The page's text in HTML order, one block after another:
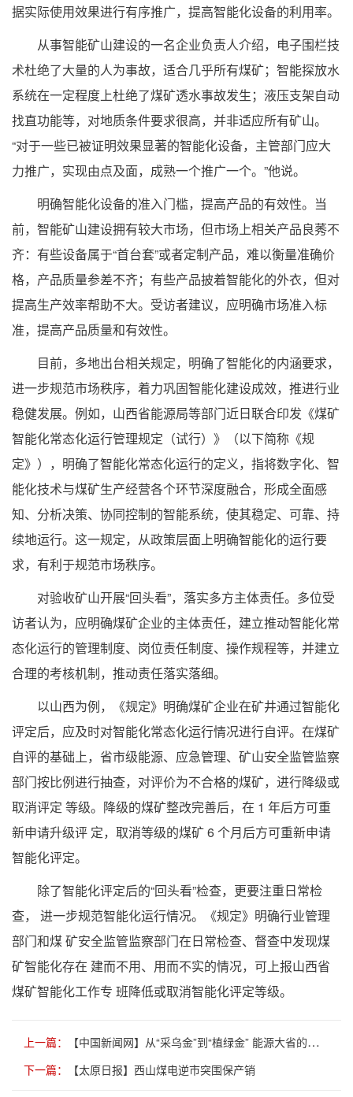
据实际使用效果进行有序推广，提高智能化设备的利用率。
从事智能矿山建设的一名企业负责人介绍，电子围栏技
术杜绝了大量的人为事故，适合几乎所有煤矿；智能探放水
系统在一定程度上杜绝了煤矿透水事故发生；液压支架自动
找直功能等，对地质条件要求很高，并非适应所有矿山。
“对于一些已被证明效果显著的智能化设备，主管部门应大
力推广，实现由点及面，成熟一个推广一个。”他说。
明确智能化设备的准入门槛，提高产品的有效性。当
前，智能矿山建设拥有较大市场，但市场上相关产品良莠不
齐：有些设备属于“首台套”或者定制产品，难以衡量准确价
格，产品质量参差不齐；有些产品披着智能化的外衣，但对
提高生产效率帮助不大。受访者建议，应明确市场准入标
准，提高产品质量和有效性。
目前，多地出台相关规定，明确了智能化的内涵要求，
进一步规范市场秩序，着力巩固智能化建设成效，推进行业
稳健发展。例如，山西省能源局等部门近日联合印发《煤矿
智能化常态化运行管理规定（试行）》（以下简称《规
定》），明确了智能化常态化运行的定义，指将数字化、智
能化技术与煤矿生产经营各个环节深度融合，形成全面感
知、分析决策、协同控制的智能系统，使其稳定、可靠、持
续地运行。这一规定，从政策层面上明确智能化的运行要
求，有利于规范市场秩序。
对验收矿山开展“回头看”，落实多方主体责任。多位受
访者认为，应明确煤矿企业的主体责任，建立推动智能化常
态化运行的管理制度、岗位责任制度、操作规程等，并建立
合理的考核机制，推动责任落实落细。
以山西为例，《规定》明确煤矿企业在矿井通过智能化
评定后，应及时对智能化常态化运行情况进行自评。在煤矿
自评的基础上，省市级能源、应急管理、矿山安全监管监察
部门按比例进行抽查，对评价为不合格的煤矿，进行降级或
取消评定 等级。降级的煤矿整改完善后，在 1 年后方可重
新申请升级评 定，取消等级的煤矿 6 个月后方可重新申请
智能化评定。
除了智能化评定后的“回头看”检查，更要注重日常检
查， 进一步规范智能化运行情况。《规定》明确行业管理
部门和煤 矿安全监管监察部门在日常检查、督查中发现煤
矿智能化存在 建而不用、用而不实的情况，可上报山西省
煤矿智能化工作专 班降低或取消智能化评定等级。
上一篇：
【中国新闻网】从“采乌金”到“植绿金” 能源大省的绿色突围
下一篇：
【太原日报】西山煤电逆市突围保产销